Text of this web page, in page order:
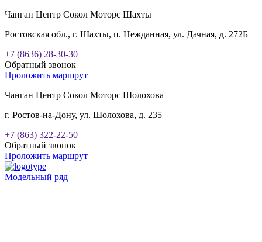
Чанган Центр Сокол Моторс Шахты
Ростовская обл., г. Шахты, п. Нежданная, ул. Дачная, д. 272Б
+7 (8636) 28-30-30
Обратный звонок
Проложить маршрут
Чанган Центр Сокол Моторс Шолохова
г. Ростов-на-Дону, ул. Шолохова, д. 235
+7 (863) 322-22-50
Обратный звонок
Проложить маршрут
Модельный ряд